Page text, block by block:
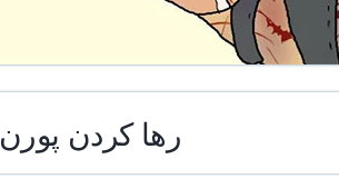
رها کردن پورن